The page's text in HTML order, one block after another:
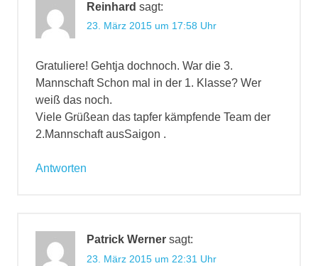
Reinhard sagt:
23. März 2015 um 17:58 Uhr
Gratuliere! Gehtja dochnoch. War die 3.
Mannschaft Schon mal in der 1. Klasse? Wer
weiß das noch.
Viele Grüßean das tapfer kämpfende Team der
2.Mannschaft ausSaigon .
Antworten
Patrick Werner sagt:
23. März 2015 um 22:31 Uhr